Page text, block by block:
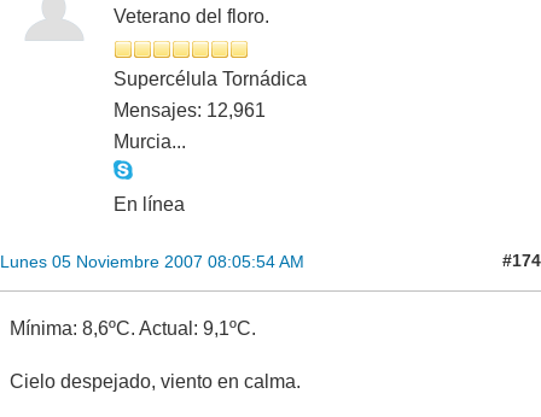
Veterano del floro.
Supercélula Tornádica
Mensajes: 12,961
Murcia...
En línea
Lunes 05 Noviembre 2007 08:05:54 AM #174
Mínima: 8,6ºC. Actual: 9,1ºC.
Cielo despejado, viento en calma.